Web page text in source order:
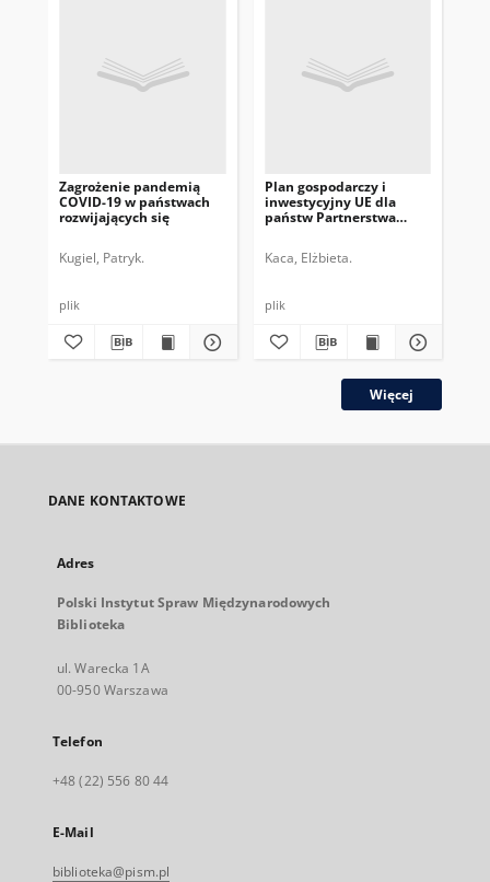
Zagrożenie pandemią
COVID-19 w państwach
rozwijających się
Kugiel, Patryk.
plik
Plan gospodarczy i
inwestycyjny UE dla
państw Partnerstwa
Kaca, Elżbieta.
plik
Więcej
DANE KONTAKTOWE
Adres
Polski Instytut Spraw Międzynarodowych
Biblioteka
ul. Warecka 1A
00-950 Warszawa
Telefon
+48 (22) 556 80 44
E-Mail
biblioteka@pism.pl